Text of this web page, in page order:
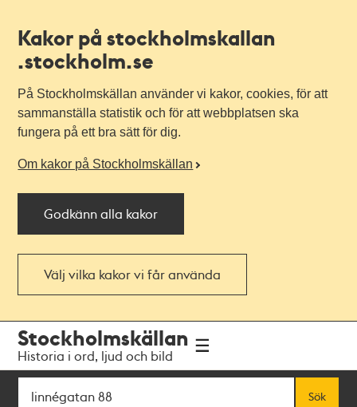
Kakor på stockholmskallan
.stockholm.se
På Stockholmskällan använder vi kakor, cookies, för att
sammanställa statistik och för att webbplatsen ska
fungera på ett bra sätt för dig.
Om kakor på Stockholmskällan
Godkänn alla kakor
Välj vilka kakor vi får använda
navigationen
huvudinnehållet
Stockholmskällan
Historia i ord, ljud och bild
Sök
Sök